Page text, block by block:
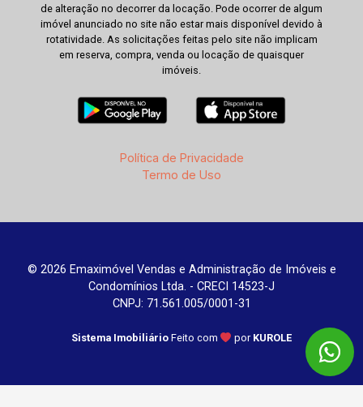
de alteração no decorrer da locação. Pode ocorrer de algum
imóvel anunciado no site não estar mais disponível devido à
rotatividade. As solicitações feitas pelo site não implicam
em reserva, compra, venda ou locação de quaisquer
imóveis.
Política de Privacidade
Termo de Uso
© 2026 Emaximóvel Vendas e Administração de Imóveis e
Condomínios Ltda. - CRECI 14523-J
CNPJ: 71.561.005/0001-31
Sistema Imobiliário Feito com por KUROLE